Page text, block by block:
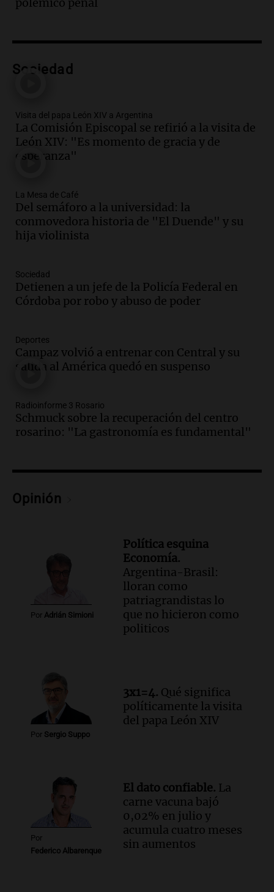
Episodios
descenso de temperatura en Rafaela
Panorama Federal
de fenómenos del superniño en el SEOM
el 7 de agosto
Panorama Federal
Episodios
conmovedora historia de "El Duende" y
su hija violinista
La Mesa de Café
Episodios
empresario Roberto Zagra en Tucumán
Panorama Federal
Episodios
del centro rosarino: "La gastronomía es
fundamental"
Noticias Rosario
clave declararán sobre velocidad en las
altas cumbres
Panorama Federal
Audio.Embajada china en Argentina
ejecutivos por trato con telefónica
La Expo Regional del Sur se
prepara con novedades para disfrutar en
La Baulal este fin de semana
Audio.Cerro Catedral recibe a 1.600
alumnos en programa de esquí escolar
Episodios
Audio.
Osvaldo Jaldo busca unificar
criterios con gobernadores del norte
argentino en Buenos Aires
Panorama Federal
Córdoba a pesar del sol en Carlos Paz
Noticias
Episodios
polémico penal
Sociedad
Visita del papa León XIV a Argentina
La Comisión Episcopal se refirió a la visita de
León XIV: "Es momento de gracia y de
esperanza"
La Mesa de Café
Del semáforo a la universidad: la
conmovedora historia de "El Duende" y su
hija violinista
Sociedad
Detienen a un jefe de la Policía Federal en
Córdoba por robo y abuso de poder
Deportes
Campaz volvió a entrenar con Central y su
salida al América quedó en suspenso
Radioinforme 3 Rosario
Schmuck sobre la recuperación del centro
rosarino: "La gastronomía es fundamental"
Opinión
Por Adrián Simioni
Política esquina
Economía.
Argentina-Brasil:
lloran como
patriagrandistas lo
que no hicieron como
politicos
Por Sergio Suppo
3x1=4. Qué significa
políticamente la visita
del papa León XIV
Por
Federico Albarenque
El dato confiable. La
carne vacuna bajó
0,02% en julio y
acumula cuatro meses
sin aumentos